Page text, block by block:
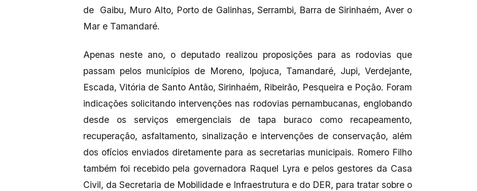
de Gaibu, Muro Alto, Porto de Galinhas, Serrambi, Barra de Sirinhaém, Aver o
Mar e Tamandaré.
Apenas neste ano, o deputado realizou proposições para as rodovias que
passam pelos municípios de Moreno, Ipojuca, Tamandaré, Jupi, Verdejante,
Escada, Vitória de Santo Antão, Sirinhaém, Ribeirão, Pesqueira e Poção. Foram
indicações solicitando intervenções nas rodovias pernambucanas, englobando
desde os serviços emergenciais de tapa buraco como recapeamento,
recuperação, asfaltamento, sinalização e intervenções de conservação, além
dos ofícios enviados diretamente para as secretarias municipais. Romero Filho
também foi recebido pela governadora Raquel Lyra e pelos gestores da Casa
Civil, da Secretaria de Mobilidade e Infraestrutura e do DER, para tratar sobre o